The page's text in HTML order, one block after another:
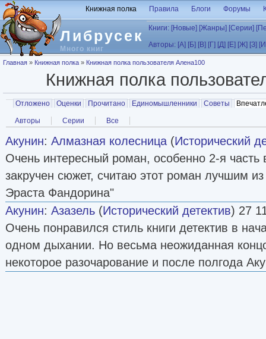
Перейти к основному содержанию
Либрусек
Много книг
Книжная полка Правила Блоги Форумы
Книги: [Новые] [Жанры] [Серии]
Авторы: [А] [Б] [В] [Г] [Д] [Е] [Ж] [З]
Вы здесь
Главная » Книжная полка » Книжная полка пользователя Алена100
Книжная полка
Главные вкладки
Отложено Оценки Прочитано Единомышленники Советы
Вторичные вкладки
Авторы Серии Все
Акунин: Алмазная колесница (Исторический
Очень интересный роман, особенно 2-я часть
закручен сюжет, считаю этот роман лучшим
Эраста Фандорина"
Акунин: Азазель (Исторический детектив) 27
Очень понравился стиль книги детектив в
одном дыхании. Но весьма неожиданная
некоторое разочарование и после полгода